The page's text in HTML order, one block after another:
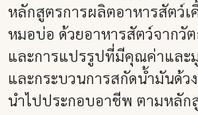
หลักสูตรการผลิตอาหารสัตว์
หมอบ่อ ด้วยอาหารสัตว์จากวั
และการแปรรูปที่มีคุณค่าและ
และกระบวนการสกัดน้ำมันด้
นำไปประกอบอาชีพ ตามหลัก